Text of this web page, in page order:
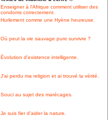
Enseigner à l'Afrique comment utiliser des
condoms correctement.
Hurlement comme une Hyène heureuse.
Où peut la vie sauvage pure survivre ?
Évolution d'existence intelligente.
J'ai perdu ma religion et ai trouvé la vérité.
Souci au sujet des marécages.
Je suis fier d'aider la nature.